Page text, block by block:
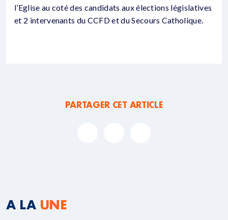
l’Eglise au coté des candidats aux élections législatives
et 2 intervenants du CCFD et du Secours Catholique.
PARTAGER CET ARTICLE
A LA UNE